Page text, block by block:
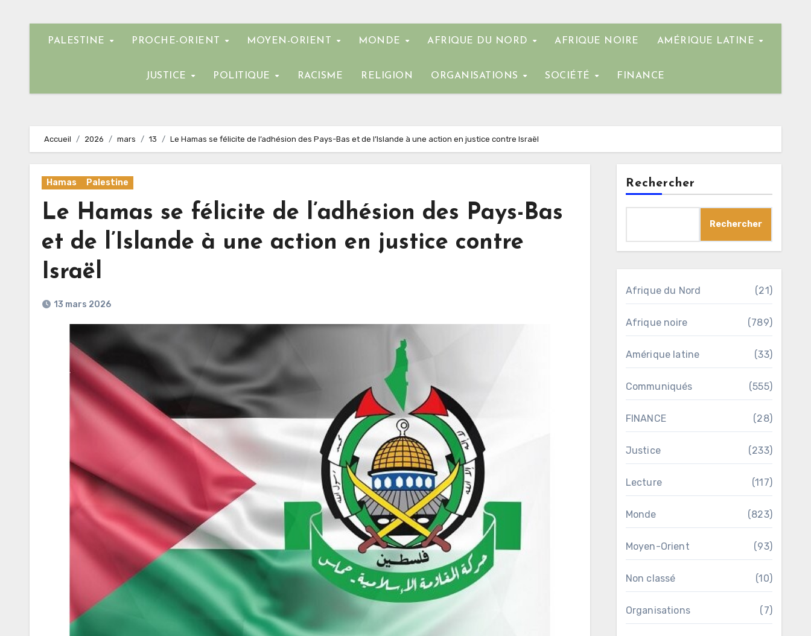
PALESTINE PROCHE-ORIENT MOYEN-ORIENT MONDE AFRIQUE DU NORD AFRIQUE NOIRE AMÉRIQUE LATINE
JUSTICE POLITIQUE RACISME RELIGION ORGANISATIONS SOCIÉTÉ FINANCE
Accueil 2026 mars 13 Le Hamas se félicite de l’adhésion des Pays-Bas et de l’Islande à une action en justice contre Israël
Hamas Palestine
Le Hamas se félicite de l’adhésion des Pays-Bas
et de l’Islande à une action en justice contre
Israël
13 mars 2026
Rechercher
Rechercher
Afrique du Nord (21)
Afrique noire (789)
Amérique latine (33)
Communiqués (555)
FINANCE (28)
Justice (233)
Lecture (117)
Monde (823)
Moyen-Orient (93)
Non classé (10)
Organisations (7)